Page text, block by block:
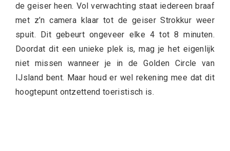
de geiser heen. Vol verwachting staat iedereen braaf
met z’n camera klaar tot de geiser Strokkur weer
spuit. Dit gebeurt ongeveer elke 4 tot 8 minuten.
Doordat dit een unieke plek is, mag je het eigenlijk
niet missen wanneer je in de Golden Circle van
IJsland bent. Maar houd er wel rekening mee dat dit
hoogtepunt ontzettend toeristisch is.